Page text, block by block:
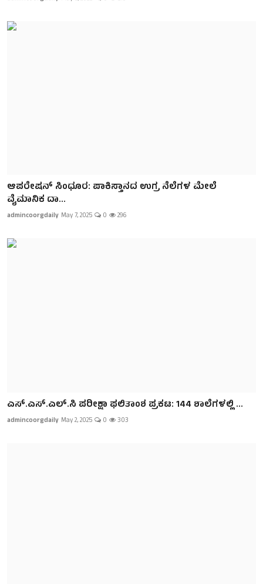
ಆಪರೇಷನ್‌ ಸಿಂಧೂರ: ಪಾಕಿಸ್ತಾನದ ಉಗ್ರ ನೆಲೆಗಳ ಮೇಲೆ
ವೈಮಾನಿಕ ದಾ...
admincoorgdaily May 7, 2025 0 296
ಎಸ್.ಎಸ್.ಎಲ್‌.ಸಿ ಪರೀಕ್ಷಾ ಫಲಿತಾಂಶ ಪ್ರಕಟ: 144 ಶಾಲೆಗಳಲ್ಲಿ ...
admincoorgdaily May 2, 2025 0 303